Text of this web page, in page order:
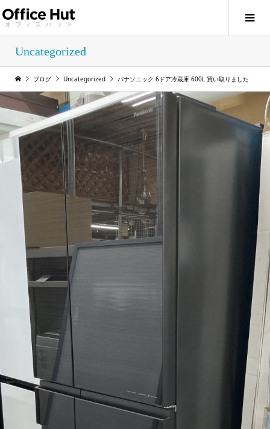
Uncategorized
ブログ Uncategorized パナソニック 6ドア冷蔵庫 600L 買い取りました